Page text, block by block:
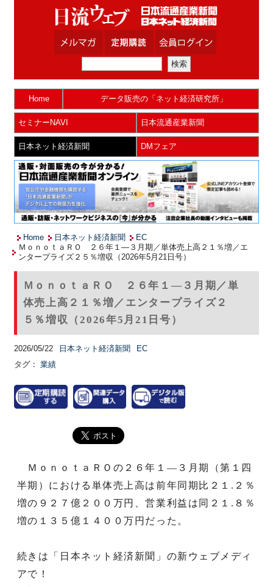
Home データ販売の「ネット経済研究所」
セミナーNAVI 日本流通産業新聞
日本ネット経済新聞 DMフェア
Home 日本ネット経済新聞
EC
ＭｏｎｏｔａＲＯ ２６年１―３月期／単体売上高２１％増／エ
ンタープライズ２５％増収（2026年5月21日号）
ＭｏｎｏｔａＲＯ ２６年１―３月期／単
体売上高２１％増／エンタープライズ２
５％増収（2026年5月21日号）
2026/05/22 日本ネット経済新聞
EC
タグ： 業績
ＭｏｎｏｔａＲＯの２６年１―３月期（第１四
半期）における単体売上高は前年同期比２１.２％
増の９２７億２００万円、営業利益は同２１.８％
増の１３５億１４００万円だった。
続きは「日本ネット経済新聞」の新ウェブメディ
アで！